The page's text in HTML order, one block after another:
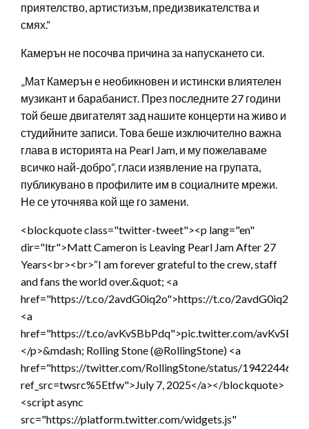
приятелство, артистизъм, предизвикателства и
смях.“
Камерън не посочва причина за напускането си.
„Мат Камерън е необикновен и истински влиятелен
музикант и барабанист. През последните 27 години
той беше двигателят зад нашите концерти на живо и
студийните записи. Това беше изключително важна
глава в историята на Pearl Jam, и му пожелаваме
всичко най-добро“, гласи изявление на групата,
публикувано в профилите им в социалните мрежи.
Не се уточнява кой ще го замени.
<blockquote class="twitter-tweet"><p lang="en"
dir="ltr">Matt Cameron is Leaving Pearl Jam After 27
Years<br><br>“I am forever grateful to the crew, staff
and fans the world over.&quot; <a
href="https://t.co/2avdG0iq2o">https://t.co/2avdG0iq2o</
<a
href="https://t.co/avKvSBbPdq">pic.twitter.com/
</p>&mdash; Rolling Stone (@RollingStone) <a
href="https://twitter.com/RollingStone/status/
ref_src=twsrc%5Etfw">July 7, 2025</a></blockquote>
<script async
src="https://platform.twitter.com/widgets.js"